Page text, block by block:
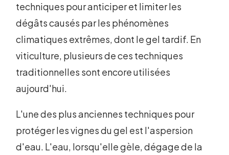
techniques pour anticiper et limiter les
dégâts causés par les phénomènes
climatiques extrêmes, dont le gel tardif. En
viticulture, plusieurs de ces techniques
traditionnelles sont encore utilisées
aujourd'hui.
L'une des plus anciennes techniques pour
protéger les vignes du gel est l'aspersion
d'eau. L'eau, lorsqu'elle gèle, dégage de la